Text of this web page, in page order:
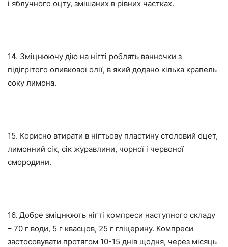
і яблучного оцту, змішаних в рівних частках.
14. Зміцнюючу дію на нігті роблять ванночки з
підігрітого оливкової олії, в який додано кілька крапель
соку лимона.
15. Корисно втирати в нігтьову пластину столовий оцет,
лимонний сік, сік журавлини, чорної і червоної
смородини.
16. Добре зміцнюють нігті компреси наступного складу
– 70 г води, 5 г квасцов, 25 г гліцерину. Компреси
застосовувати протягом 10-15 днів щодня, через місяць